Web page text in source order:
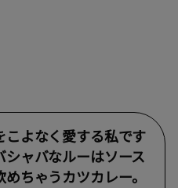
よなく愛する私です
ャバなルーはソース
ちゃうカツカレー。